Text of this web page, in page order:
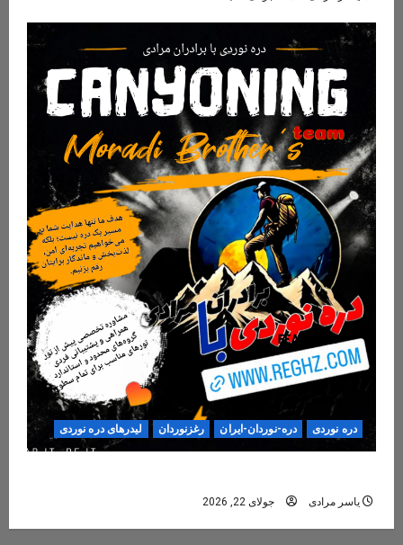
دره نوردی دره-نوردان-ایران رغزنوردان لیدرهای دره نوردی
یاسر مرادی جولای 22, 2026